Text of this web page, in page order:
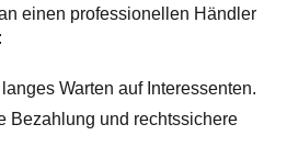
einen professionellen Händler
Warten auf Interessenten.
Bezahlung und rechtssichere